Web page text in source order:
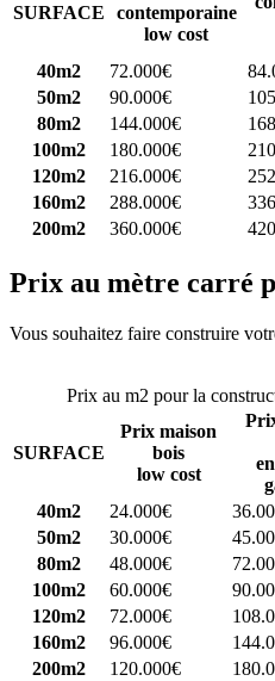
SURFACE
contemporaine
low cost
40m2
72.000€
50m2
90.000€
80m2
144.000€
100m2
180.000€
120m2
216.000€
160m2
288.000€
200m2
360.000€
Prix au mètre carré
Vous souhaitez faire construire
Prix au m2 pour la
SURFACE
Prix maison
bois
low cost
40m2
24.000€
50m2
30.000€
80m2
48.000€
100m2
60.000€
120m2
72.000€
160m2
96.000€
200m2
120.000€